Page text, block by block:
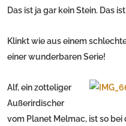
Das ist ja gar kein Stein. Das
Klinkt wie aus einem
einer wunderbaren Serie!
Alf, ein zotteliger
Außerirdischer
vom Planet Melmac, ist so bei